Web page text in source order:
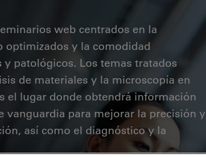
web centrados en la
optimizados y la comodidad
patológicos. Los temas tratados
de materiales y la microscopía en
el lugar donde obtendrá información
vanguardia para mejorar la precisión y
así como el diagnóstico y la